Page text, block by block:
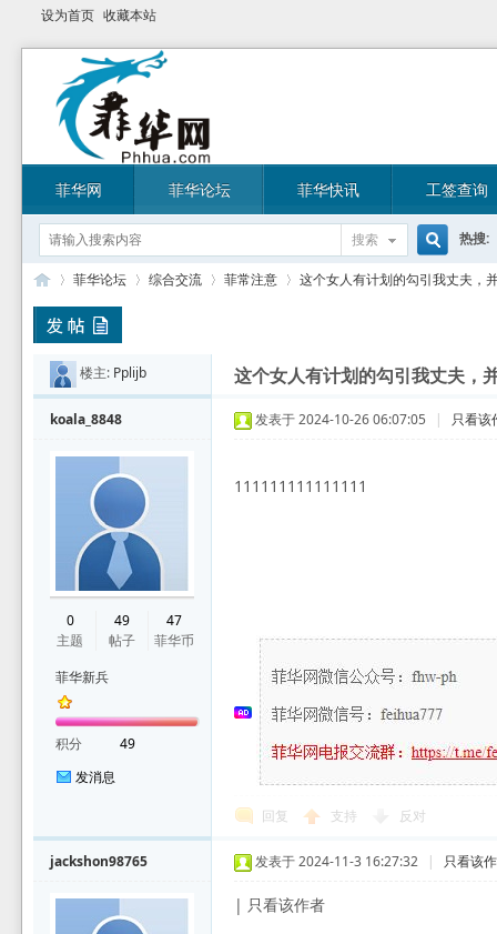
设为首页 收藏本站
菲华网 菲华论坛 菲华快讯 工签查询
搜索
搜
索
热搜:
»
菲华论坛
›
综合交流 菲常注意
›
这个女人有计划的勾引我丈夫，
楼主: Pplijb 这个女人有计划的勾引我丈夫，
koala_8848
0
主题
49
帖子
47
菲华币
菲华新兵
积分
49
发消息
发表于 2024-10-26 06:07:05 | 只看该
111111111111111
回复 支持 反对
jackshon98765 发表于 2024-11-3 16:27:32 | 只看该
| 只看该作者